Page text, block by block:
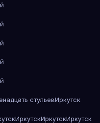
стульевИркутск
ИркутскИркутскИркутск